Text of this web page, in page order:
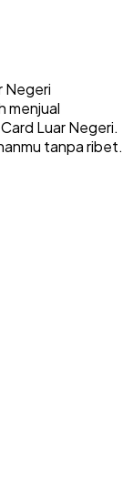
Negeri
menjual
Luar Negeri.
tanpa ribet.